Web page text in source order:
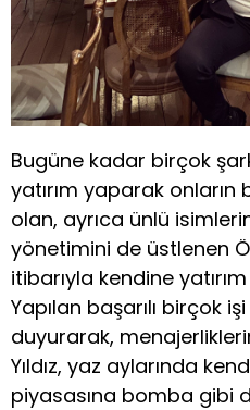
Bugüne kadar birçok
yatırım yaparak onların
olan, ayrıca ünlü
yönetimini de üstlenen
itibarıyla kendine
Yapılan başarılı birçok
duyurarak,
Yıldız, yaz aylarında
piyasasına bomba gibi